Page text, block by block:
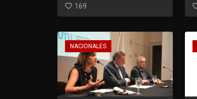
169
NACIONALES